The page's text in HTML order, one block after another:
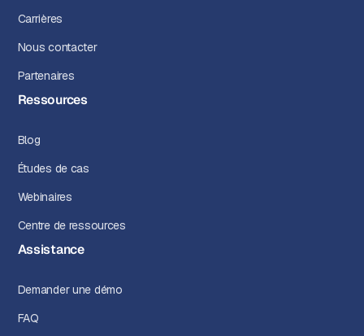
Carrières
Nous contacter
Partenaires
Ressources
Blog
Études de cas
Webinaires
Centre de ressources
Assistance
Demander une démo
FAQ